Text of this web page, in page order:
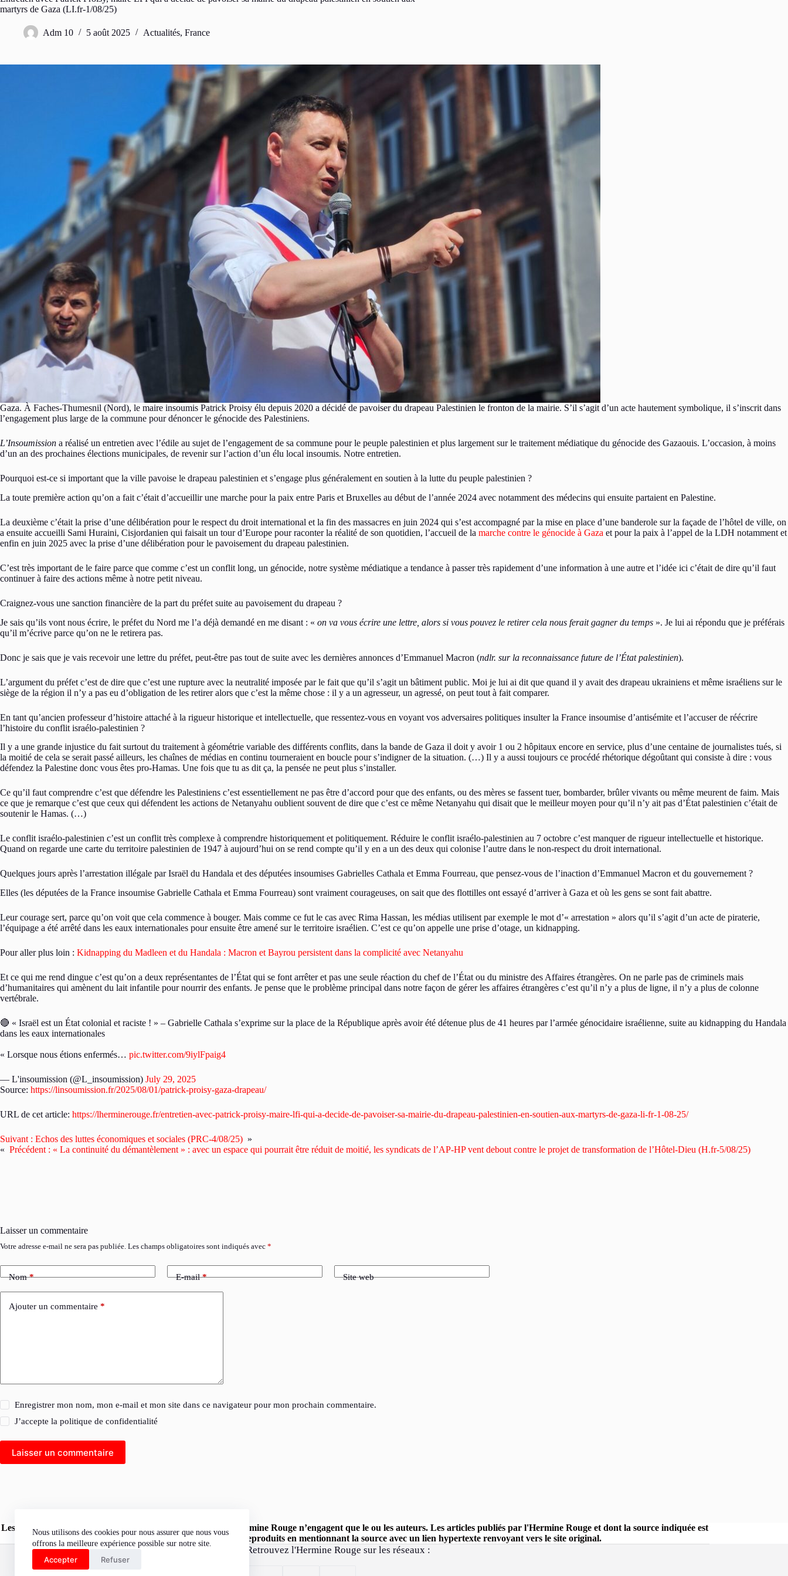
Nous utilisons des cookies pour nous assurer que nous vous
offrons la meilleure expérience possible sur notre site.
Accepter Refuser
martyrs de Gaza (LI.fr-1/08/25)
Adm 10 5 août 2025 Actualités, France
Gaza. À Faches-Thumesnil (Nord), le maire insoumis Patrick Proisy élu depuis 2020 a décidé de pavoiser du drapeau Palestinien le fronton de la mairie. S’il s’agit d’un acte hautement symbolique, il s’inscrit dans
l’engagement plus large de la commune pour dénoncer le génocide des Palestiniens.
L’Insoumission a réalisé un entretien avec l’édile au sujet de l’engagement de sa commune pour le peuple palestinien et plus largement sur le traitement médiatique du génocide des Gazaouis. L’occasion, à moins
d’un an des prochaines élections municipales, de revenir sur l’action d’un élu local insoumis. Notre entretien.
Pourquoi est-ce si important que la ville pavoise le drapeau palestinien et s’engage plus généralement en soutien à la lutte du peuple palestinien ?
La toute première action qu’on a fait c’était d’accueillir une marche pour la paix entre Paris et Bruxelles au début de l’année 2024 avec notamment des médecins qui ensuite partaient en Palestine.
La deuxième c’était la prise d’une délibération pour le respect du droit international et la fin des massacres en juin 2024 qui s’est accompagné par la mise en place d’une banderole sur la façade de l’hôtel de ville, on
a ensuite accueilli Sami Huraini, Cisjordanien qui faisait un tour d’Europe pour raconter la réalité de son quotidien, l’accueil de la marche contre le génocide à Gaza et pour la paix à l’appel de la LDH notamment et
enfin en juin 2025 avec la prise d’une délibération pour le pavoisement du drapeau palestinien.
C’est très important de le faire parce que comme c’est un conflit long, un génocide, notre système médiatique a tendance à passer très rapidement d’une information à une autre et l’idée ici c’était de dire qu’il faut
continuer à faire des actions même à notre petit niveau.
Craignez-vous une sanction financière de la part du préfet suite au pavoisement du drapeau ?
Je sais qu’ils vont nous écrire, le préfet du Nord me l’a déjà demandé en me disant : « on va vous écrire une lettre, alors si vous pouvez le retirer cela nous ferait gagner du temps ». Je lui ai répondu que je préférais
qu’il m’écrive parce qu’on ne le retirera pas.
Donc je sais que je vais recevoir une lettre du préfet, peut-être pas tout de suite avec les dernières annonces d’Emmanuel Macron (ndlr. sur la reconnaissance future de l’État palestinien).
L’argument du préfet c’est de dire que c’est une rupture avec la neutralité imposée par le fait que qu’il s’agit un bâtiment public. Moi je lui ai dit que quand il y avait des drapeau ukrainiens et même israéliens sur le
siège de la région il n’y a pas eu d’obligation de les retirer alors que c’est la même chose : il y a un agresseur, un agressé, on peut tout à fait comparer.
En tant qu’ancien professeur d’histoire attaché à la rigueur historique et intellectuelle, que ressentez-vous en voyant vos adversaires politiques insulter la France insoumise d’antisémite et l’accuser de réécrire
l’histoire du conflit israélo-palestinien ?
Il y a une grande injustice du fait surtout du traitement à géométrie variable des différents conflits, dans la bande de Gaza il doit y avoir 1 ou 2 hôpitaux encore en service, plus d’une centaine de journalistes tués, si
la moitié de cela se serait passé ailleurs, les chaînes de médias en continu tourneraient en boucle pour s’indigner de la situation. (…) Il y a aussi toujours ce procédé rhétorique dégoûtant qui consiste à dire : vous
défendez la Palestine donc vous êtes pro-Hamas. Une fois que tu as dit ça, la pensée ne peut plus s’installer.
Ce qu’il faut comprendre c’est que défendre les Palestiniens c’est essentiellement ne pas être d’accord pour que des enfants, ou des mères se fassent tuer, bombarder, brûler vivants ou même meurent de faim. Mais
ce que je remarque c’est que ceux qui défendent les actions de Netanyahu oublient souvent de dire que c’est ce même Netanyahu qui disait que le meilleur moyen pour qu’il n’y ait pas d’État palestinien c’était de
soutenir le Hamas. (…)
Le conflit israélo-palestinien c’est un conflit très complexe à comprendre historiquement et politiquement. Réduire le conflit israélo-palestinien au 7 octobre c’est manquer de rigueur intellectuelle et historique.
Quand on regarde une carte du territoire palestinien de 1947 à aujourd’hui on se rend compte qu’il y en a un des deux qui colonise l’autre dans le non-respect du droit international.
Quelques jours après l’arrestation illégale par Israël du Handala et des députées insoumises Gabrielles Cathala et Emma Fourreau, que pensez-vous de l’inaction d’Emmanuel Macron et du gouvernement ?
Elles (les députées de la France insoumise Gabrielle Cathala et Emma Fourreau) sont vraiment courageuses, on sait que des flottilles ont essayé d’arriver à Gaza et où les gens se sont fait abattre.
Leur courage sert, parce qu’on voit que cela commence à bouger. Mais comme ce fut le cas avec Rima Hassan, les médias utilisent par exemple le mot d’« arrestation » alors qu’il s’agit d’un acte de piraterie,
l’équipage a été arrêté dans les eaux internationales pour ensuite être amené sur le territoire israélien. C’est ce qu’on appelle une prise d’otage, un kidnapping.
Pour aller plus loin : Kidnapping du Madleen et du Handala : Macron et Bayrou persistent dans la complicité avec Netanyahu
Et ce qui me rend dingue c’est qu’on a deux représentantes de l’État qui se font arrêter et pas une seule réaction du chef de l’État ou du ministre des Affaires étrangères. On ne parle pas de criminels mais
d’humanitaires qui amènent du lait infantile pour nourrir des enfants. Je pense que le problème principal dans notre façon de gérer les affaires étrangères c’est qu’il n’y a plus de ligne, il n’y a plus de colonne
vertébrale.
🔴 « Israël est un État colonial et raciste ! » – Gabrielle Cathala s’exprime sur la place de la République après avoir été détenue plus de 41 heures par l’armée génocidaire israélienne, suite au kidnapping du Handala
dans les eaux internationales
« Lorsque nous étions enfermés… pic.twitter.com/9iylFpaig4
— L'insoumission (@L_insoumission) July 29, 2025
Source: https://linsoumission.fr/2025/08/01/patrick-proisy-gaza-drapeau/
URL de cet article: https://lherminerouge.fr/entretien-avec-patrick-proisy-maire-lfi-qui-a-decide-de-pavoiser-sa-mairie-du-drapeau-palestinien-en-soutien-aux-martyrs-de-gaza-li-fr-1-08-25/
Suivant : Echos des luttes économiques et sociales (PRC-4/08/25) »
« Précédent : « La continuité du démantèlement » : avec un espace qui pourrait être réduit de moitié, les syndicats de l’AP-HP vent debout contre le projet de transformation de l’Hôtel-Dieu (H.fr-5/08/25)
Laisser un commentaire
Votre adresse e-mail ne sera pas publiée. Les champs obligatoires sont indiqués avec *
Nom* E-mail* Site web
Ajouter un commentaire *
Enregistrer mon nom, mon e-mail et mon site dans ce navigateur pour mon prochain commentaire.
J’accepte lapolitique de confidentialité
Laisser un commentaire
Les opinions exprimées dans les articles publiés sur le site l'Hermine Rouge n’engagent que le ou les auteurs. Les articles publiés par l'Hermine Rouge et dont la source indiquée est
« l'Hermine Rouge » peuvent être reproduits en mentionnant la source avec un lien hypertexte renvoyant vers le site original.
Retrouvez l'Hermine Rouge sur les réseaux :